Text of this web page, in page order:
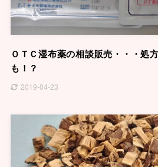
ＯＴＣ湿布薬の相談販売・・・処
も！？
2019-04-23